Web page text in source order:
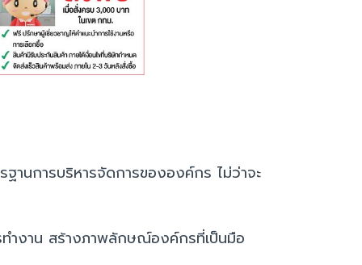
านการบริหารจัดการขององค์กร ไม่ว่าจะ
ทำงาน สร้างภาพลักษณ์องค์กรที่เป็นมือ